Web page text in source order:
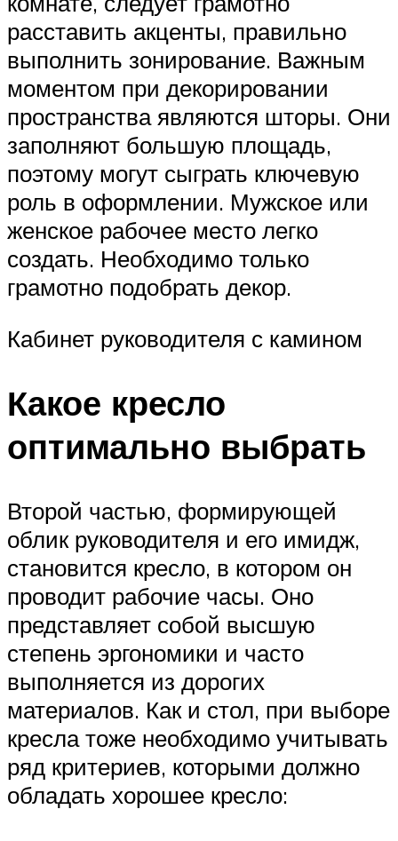
расставить акценты, правильно
выполнить зонирование. Важным
моментом при декорировании
пространства являются шторы. Они
заполняют большую площадь,
поэтому могут сыграть ключевую
роль в оформлении. Мужское или
женское рабочее место легко
создать. Необходимо только
грамотно подобрать декор.
Кабинет руководителя с камином
Какое кресло
оптимально выбрать
Второй частью, формирующей
облик руководителя и его имидж,
становится кресло, в котором он
проводит рабочие часы. Оно
представляет собой высшую
степень эргономики и часто
выполняется из дорогих
материалов. Как и стол, при выборе
кресла тоже необходимо учитывать
ряд критериев, которыми должно
обладать хорошее кресло: